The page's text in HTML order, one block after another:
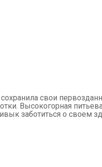
свои
Высокогорная
заботиться о своем